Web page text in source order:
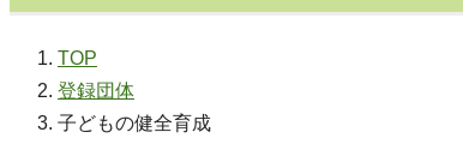
TOP
登録団体
子どもの健全育成